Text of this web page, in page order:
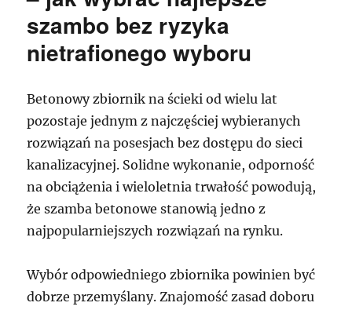
szambo bez ryzyka
nietrafionego wyboru
Betonowy zbiornik na ścieki od wielu lat
pozostaje jednym z najczęściej wybieranych
rozwiązań na posesjach bez dostępu do sieci
kanalizacyjnej. Solidne wykonanie, odporność
na obciążenia i wieloletnia trwałość powodują,
że szamba betonowe stanowią jedno z
najpopularniejszych rozwiązań na rynku.
Wybór odpowiedniego zbiornika powinien być
dobrze przemyślany. Znajomość zasad doboru